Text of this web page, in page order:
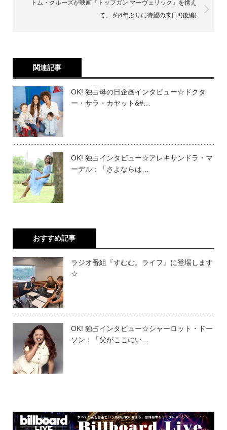
トム・クルーズが映画『トップガン マーヴェリック』を携え
て、 約4年ぶりに待望の来日‼(後編)
関連記事
OK! 独占母の日企画インタビュー☆ドクタ
ー・サラ・カヤット&#…
OK! 独占インタビュー☆アレキサンドラ・マ
ーデル：「さよならは…
おすすめ記事
ラジオ番組『すむむ。ライフ』に登場します
☆
OK! 独占インタビュー☆シャーロット・ドー
ソン：「父がここにい…